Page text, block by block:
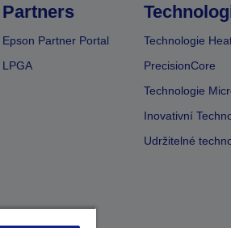
Partners
Epson Partner Portal
LPGA
Technologie
PrecisionCore
Technologie
Inovativní
Udržitelné